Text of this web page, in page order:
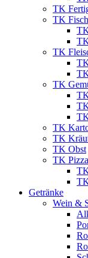
TK
TK Fisch
TK
TK
TK
TK
TK Obst
TK
Getränke
Wein &